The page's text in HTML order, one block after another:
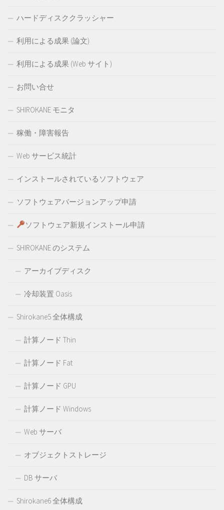
ハードディスククラッシャー
利用による成果 (論文)
利用による成果 (Web サイト)
お問い合せ
SHIROKANE モニタ
稼働・障害報告
Web サービス統計
インストールされているソフトウェア
ソフトウェアバージョンアップ申請
ソフトウェア新規インストール申請
SHIROKANE のシステム
アーカイブディスク
冷却装置 Oasis
Shirokane5 全体構成
計算ノード Thin
計算ノード Fat
計算ノード GPU
計算ノード Windows
Web サーバ
オブジェクトストレージ
DB サーバ
Shirokane6 全体構成